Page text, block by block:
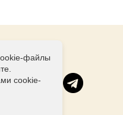
Соц сети
файлы
cookie-